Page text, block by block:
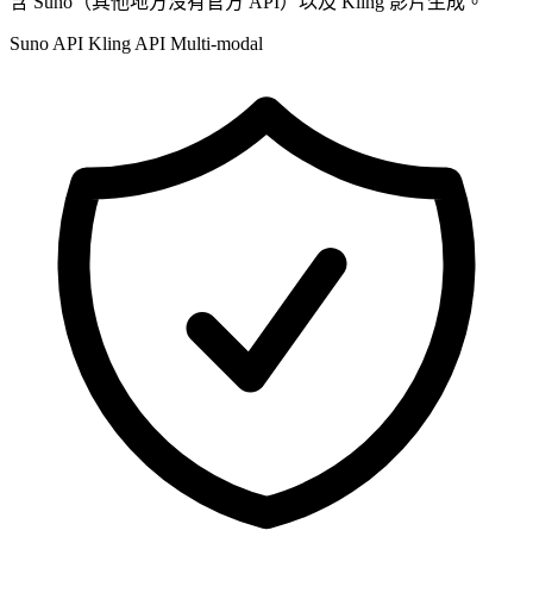
Suno API Kling API Multi-modal